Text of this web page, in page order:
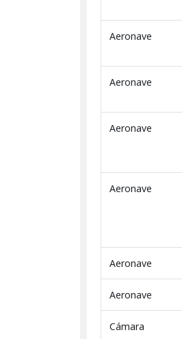
Aeronave
Aeronave
Aeronave
Aeronave
Aeronave
Aeronave
Cámara